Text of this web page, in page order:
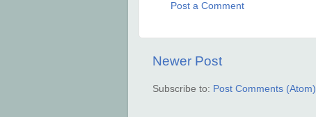
Post a Comment
Newer Post
Subscribe to: Post Comments (Atom)